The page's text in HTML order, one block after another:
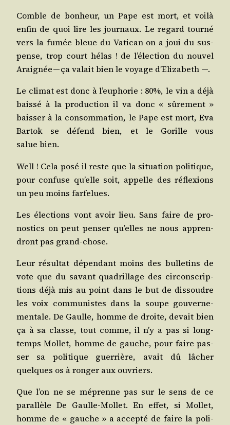
Comble de bon­heur, un Pape est mort, et voi­là
enfin de quoi lire les jour­naux. Le regard tour­né
vers la fumée bleue du Vati­can on a joui du sus­
pense, trop court hélas ! de l’é­lec­tion du nou­vel
Arai­gnée — ça valait bien le voyage d’Elizabeth —.
Le cli­mat est donc à l’eu­pho­rie : 80%, le vin a déjà
bais­sé à la pro­duc­tion il va donc « sûre­ment »
bais­ser à la consom­ma­tion, le Pape est mort, Eva
Bar­tok se défend bien, et le Gorille vous
salue bien.
Well ! Cela posé il reste que la situa­tion poli­tique,
pour confuse qu’elle soit, appelle des réflexions
un peu moins farfelues.
Les élec­tions vont avoir lieu. Sans faire de pro­
nos­tics on peut pen­ser qu’elles ne nous appren­
dront pas grand-chose.
Leur résul­tat dépen­dant moins des bul­le­tins de
vote que du savant qua­drillage des cir­cons­crip­
tions déjà mis au point dans le but de dis­soudre
les voix com­mu­nistes dans la soupe gou­ver­ne­
men­tale. De Gaulle, homme de droite, devait bien
ça à sa classe, tout comme, il n’y a pas si long­
temps Mol­let, homme de gauche, pour faire pas­
ser sa poli­tique guer­rière, avait dû lâcher
quelques os à ron­ger aux ouvriers.
Que l’on ne se méprenne pas sur le sens de ce
paral­lèle De Gaulle-Mol­let. En effet, si Mol­let,
homme de « gauche » a accep­té de faire la poli­